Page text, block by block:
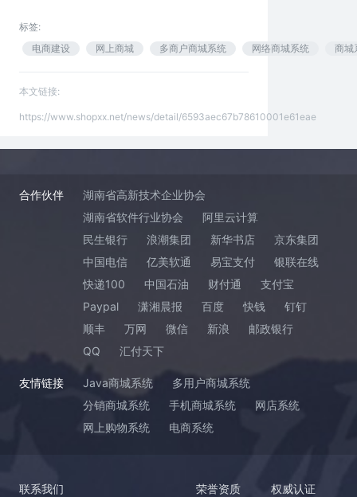
标签:
电商建设
网上商城 多商户商城系统 网络商城系统 商城
本文链接:
https://www.shopxx.net/news/detail/6593aec67b78610001e61eae
合作伙伴
湖南省高新技术企业协会
湖南省软件行业协会
阿里云计算
民生银行
浪潮集团 新华书店
京东集团
中国电信
亿美软通 易宝支付
银联在线
快递100
中国石油 财付通
支付宝
Paypal
潇湘晨报 百度 快钱
钉钉
顺丰
万网 微信 新浪
邮政银行
QQ
汇付天下
友情链接 Java商城系统
多用户商城系统
分销商城系统
手机商城系统
网店系统
网上购物系统
电商系统
联系我们
荣誉资质
权威认证